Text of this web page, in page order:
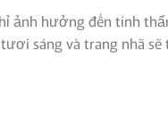
ảnh hưởng đến tính
sáng và trang nhã